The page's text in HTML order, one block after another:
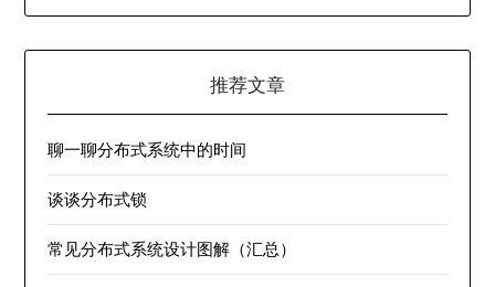
推荐文章
聊一聊分布式系统中的时间
谈谈分布式锁
常见分布式系统设计图解（汇总）